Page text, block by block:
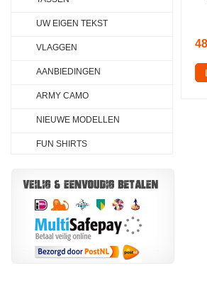
UW EIGEN TEKST
VLAGGEN
AANBIEDINGEN
ARMY CAMO
NIEUWE MODELLEN
FUN SHIRTS